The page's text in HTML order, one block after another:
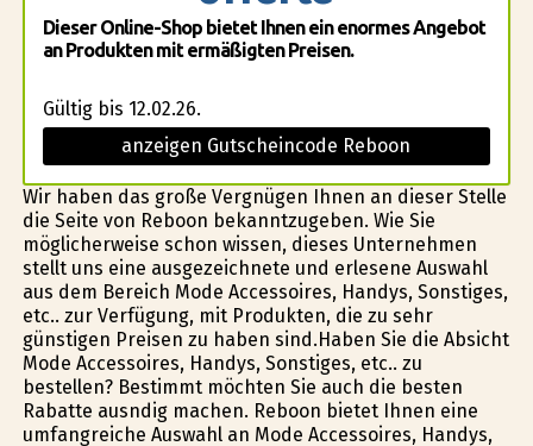
Dieser Online-Shop bietet Ihnen ein enormes Angebot
an Produkten mit ermäßigten Preisen.
Gültig bis 12.02.26.
anzeigen Gutscheincode Reboon
Wir haben das große Vergnügen Ihnen an dieser Stelle
die Seite von Reboon bekanntzugeben. Wie Sie
möglicherweise schon wissen, dieses Unternehmen
stellt uns eine ausgezeichnete und erlesene Auswahl
aus dem Bereich Mode Accessoires, Handys, Sonstiges,
etc.. zur Verfügung, mit Produkten, die zu sehr
günstigen Preisen zu haben sind.Haben Sie die Absicht
Mode Accessoires, Handys, Sonstiges, etc.. zu
bestellen? Bestimmt möchten Sie auch die besten
Rabatte ausfindig machen. Reboon bietet Ihnen eine
umfangreiche Auswahl an Mode Accessoires, Handys,